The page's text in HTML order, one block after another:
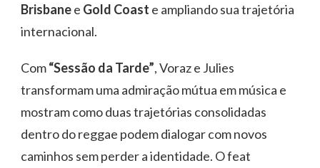
Brisbanee Gold Coast e ampliando sua trajetória
internacional.
Com“Sessão da Tarde”, Voraz e Julies
transformam uma admiração mútua em música e
mostram como duas trajetórias consolidadas
dentro do reggae podem dialogar com novos
caminhos sem perder a identidade. O feat